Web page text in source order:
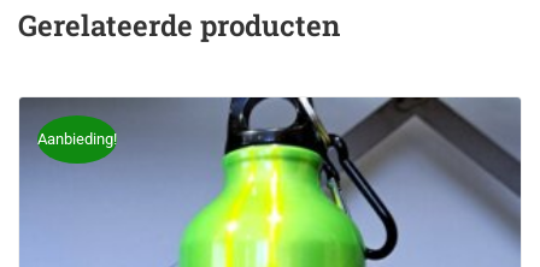
Gerelateerde producten
Aanbieding!